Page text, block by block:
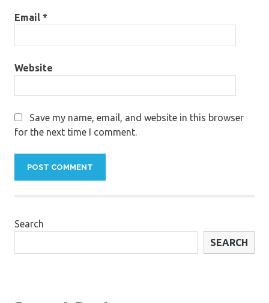
Email *
Website
Save my name, email, and website in this browser
for the next time I comment.
Search
SEARCH